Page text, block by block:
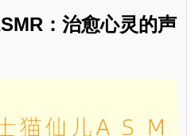
：治愈心灵的声